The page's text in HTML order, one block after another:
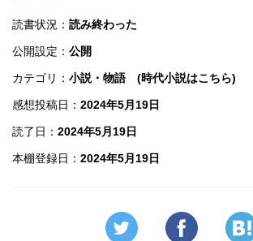
読書状況： 読み終わった
公開設定： 公開
カテゴリ： 小説・物語 (時代小説はこちら)
感想投稿日： 2024年5月19日
読了日： 2024年5月19日
本棚登録日： 2024年5月19日